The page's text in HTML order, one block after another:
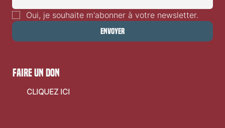
Oui, je souhaite m'abonner à votre newsletter.
Envoyer
faire un don
CLIQUEZ ICI